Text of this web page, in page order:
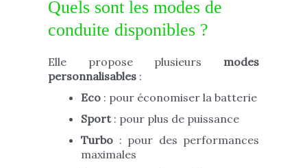
Quels sont les modes de
conduite disponibles ?
Elle propose plusieurs modes
personnalisables :
Eco : pour économiser la batterie
Sport: pour plus de puissance
Turbo : pour des performances
maximales